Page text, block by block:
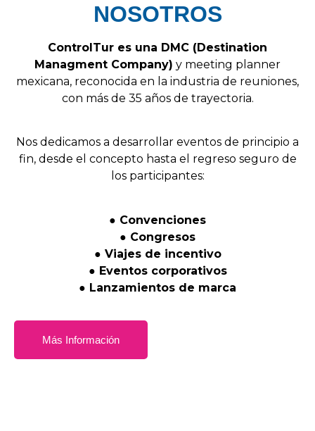
NOSOTROS
ControlTur es una DMC (Destination
Managment Company) y meeting planner
mexicana, reconocida en la industria de reuniones,
con más de 35 años de trayectoria.
Nos dedicamos a desarrollar eventos de principio a
fin, desde el concepto hasta el regreso seguro de
los participantes:
● Convenciones
● Congresos
● Viajes de incentivo
● Eventos corporativos
● Lanzamientos de marca
Más Información